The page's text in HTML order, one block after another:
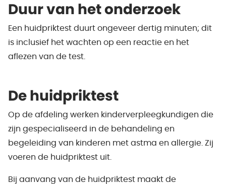
Duur van het onderzoek
Een huidpriktest duurt ongeveer dertig minuten; dit
is inclusief het wachten op een reactie en het
aflezen van de test.
De huidpriktest
Op de afdeling werken kinderverpleegkundigen die
zijn gespecialiseerd in de behandeling en
begeleiding van kinderen met astma en allergie. Zij
voeren de huidpriktest uit.
Bij aanvang van de huidpriktest maakt de